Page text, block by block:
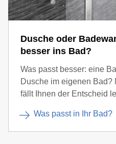
Dusche oder
besser ins Bad?
Was passt besser: eine
Dusche im eigenen
fällt Ihnen der Entscheid
Was passt in Ihr Bad?